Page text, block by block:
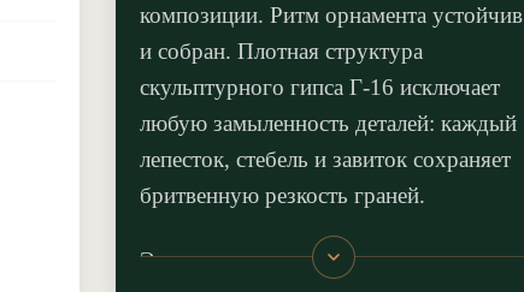
композиции. Ритм орнамента устойчив
и собран. Плотная структура
скульптурного гипса Г-16 исключает
любую замыленность деталей: каждый
лепесток, стебель и завиток сохраняет
бритвенную резкость граней.
Элемент выступает сложным